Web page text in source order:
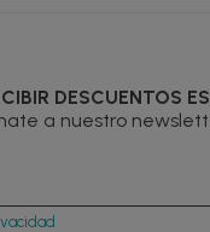
DESCUENTOS
a nuestro